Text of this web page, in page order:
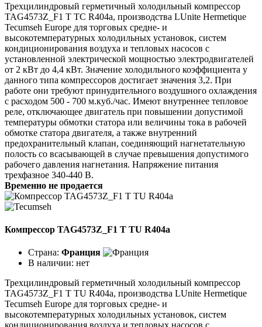
Трехцилиндровый герметичный холодильный компрессор
TAG4573Z_F1 T TC R404a, производства LUnite Hermetique
Tecumseh Europe для торговых средне- и
высокотемпературных холодильных установок, систем
кондиционирования воздуха и тепловых насосов с
установленной электрической мощностью электродвигателей
от 2 кВт до 4,4 кВт. Значение холодильного коэффициента у
данного типа компрессоров достигает значения 3,2. При
работе они требуют принудительного воздушного охлаждения
с расходом 500 - 700 м.куб./час. Имеют внутреннее тепловое
реле, отключающее двигатель при повышении допустимой
температуры обмотки статора или величины тока в рабочей
обмотке статора двигателя, а также внутренний
предохранительный клапан, соединяющий нагнетательную
полость со всасывающей в случае превышения допустимого
рабочего давления нагнетания. Напряжение питания
трехфазное 340-440 В.
Временно не продается
Компрессор TAG4573Z_F1 T TU R404a
Страна: Франция
В наличии: нет
Трехцилиндровый герметичный холодильный компрессор
TAG4573Z_F1 T TU R404a, производства LUnite Hermetique
Tecumseh Europe для торговых средне- и
высокотемпературных холодильных установок, систем
кондиционирования воздуха и тепловых насосов с